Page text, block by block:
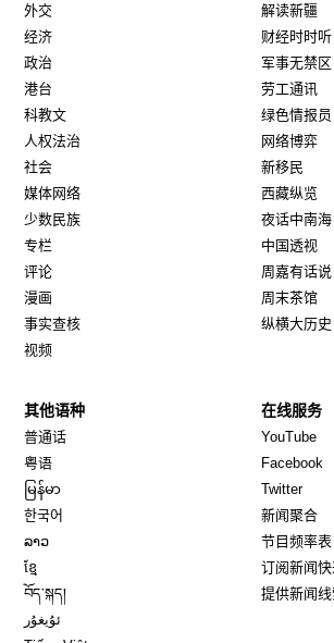
外交
经济
政治
港台
科教文
人权法治
社会
媒体网络
少数民族
专栏
评论
漫画
事实查核
视频
解读新疆
财经时时听
军事无禁区
劳工通讯
绿色情报员
网络博弈
新移民
西藏纵览
夜话中南海
中国透视
周嘉有话说
周末茶馆
纵横大历史
其他语种
普通话
粤语
မြန်မာ
한국어
ລາວ
ខ្មែ
བོད་སྐད།
ئۇيغۇر
在线服务
YouTube
Facebook
Twitter
新闻聚合
节目频率表
订阅新闻快
提供新闻